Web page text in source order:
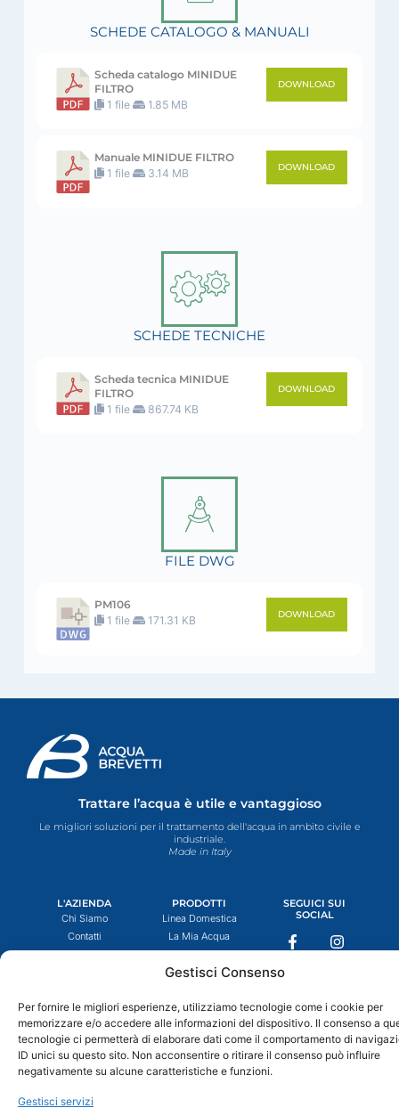
Gestisci Consenso
Per fornire le migliori esperienze, utilizziamo tecnologie come i cookie per
memorizzare e/o accedere alle informazioni del dispositivo. Il consenso a
tecnologie ci permetterà di elaborare dati come il comportamento di
ID unici su questo sito. Non acconsentire o ritirare il consenso può influire
negativamente su alcune caratteristiche e funzioni.
Gestisci servizi
SCHEDE CATALOGO & MANUALI
Scheda catalogo MINIDUE
FILTRO
1 file
1.85 MB
DOWNLOAD
Manuale MINIDUE FILTRO
1 file
3.14 MB DOWNLOAD
SCHEDE TECNICHE
Scheda tecnica MINIDUE
FILTRO
1 file
867.74 KB
DOWNLOAD
FILE DWG
PM106
1 file
171.31 KB DOWNLOAD
Trattare l’acqua è utile e vantaggioso
Le migliori soluzioni per il trattamento dell'acqua in ambito civile e
industriale.
Made in Italy
L'AZIENDA
Chi Siamo
Contatti
Cookie Policy
PRODOTTI
Linea Domestica
La Mia Acqua
Linea Industriale
SEGUICI SUI
SOCIAL
a
o
o
k
-
f
n
g
r
a
m
o
b
e
i
d
i
n